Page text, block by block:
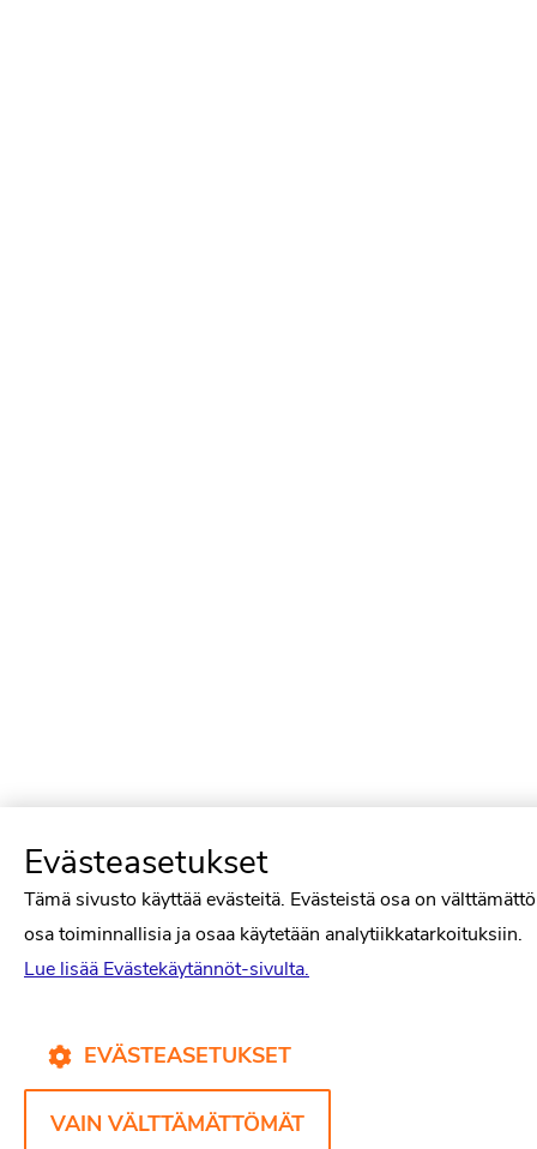
Evästeasetukset
Tämä sivusto käyttää evästeitä. Evästeistä osa on
osa toiminnallisia ja osaa käytetään analytiikkatarkoituksiin.
Lue lisää Evästekäytännöt-sivulta.
EVÄSTEASETUKSET
VAIN VÄLTTÄMÄTTÖMÄT